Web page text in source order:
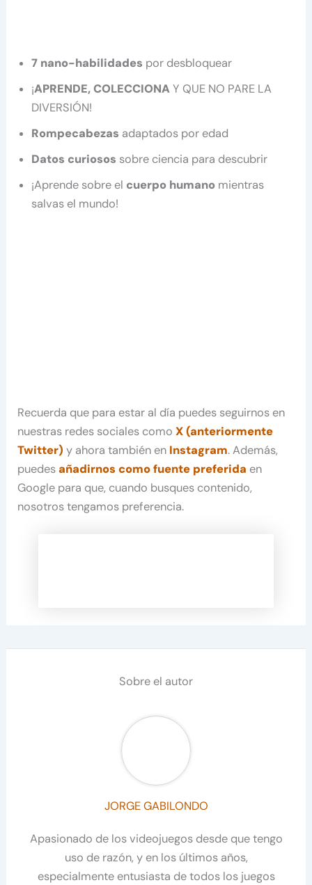
7 nano-habilidades por desbloquear
¡APRENDE, COLECCIONAY QUE NO PARE LA
DIVERSIÓN!
Rompecabezas adaptados por edad
Datos curiosos sobre ciencia para descubrir
¡Aprende sobre el cuerpo humano mientras
salvas el mundo!
Recuerda que para estar al día puedes seguirnos en
nuestras redes sociales comoX (anteriormente
Twitter) y ahora también en Instagram. Además,
puedesañadirnos como fuente preferida en
Google para que, cuando busques contenido,
nosotros tengamos preferencia.
Sobre el autor
JORGE GABILONDO
Apasionado de los videojuegos desde que tengo
uso de razón, y en los últimos años,
especialmente entusiasta de todos los juegos